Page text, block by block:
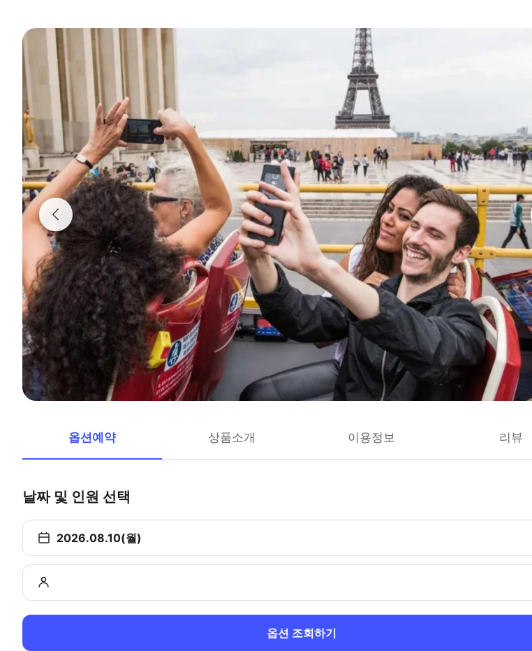
옵션예약 상품소개 이용정보 리뷰
날짜 및 인원 선택
2026.08.10(월)
옵션 조회하기